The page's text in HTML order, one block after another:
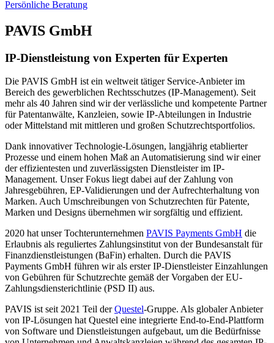
Persönliche Beratung
PAVIS GmbH
IP-Dienstleistung von Experten für Experten
Die PAVIS GmbH ist ein weltweit tätiger Service-Anbieter im
Bereich des gewerblichen Rechtsschutzes (IP-Management). Seit
mehr als 40 Jahren sind wir der verlässliche und kompetente Partner
für Patentanwälte, Kanzleien, sowie IP-Abteilungen in Industrie
oder Mittelstand mit mittleren und großen Schutzrechtsportfolios.
Dank innovativer Technologie-Lösungen, langjährig etablierter
Prozesse und einem hohen Maß an Automatisierung sind wir einer
der effizientesten und zuverlässigsten Dienstleister im IP-
Management. Unser Fokus liegt dabei auf der Zahlung von
Jahresgebühren, EP-Validierungen und der Aufrechterhaltung von
Marken. Auch Umschreibungen von Schutzrechten für Patente,
Marken und Designs übernehmen wir sorgfältig und effizient.
2020 hat unser Tochterunternehmen PAVIS Payments GmbH die
Erlaubnis als reguliertes Zahlungsinstitut von der Bundesanstalt für
Finanzdienstleistungen (BaFin) erhalten. Durch die PAVIS
Payments GmbH führen wir als erster IP-Dienstleister Einzahlungen
von Gebühren für Schutzrechte gemäß der Vorgaben der EU-
Zahlungsdiensterichtlinie (PSD II) aus.
PAVIS ist seit 2021 Teil derQuestel-Gruppe. Als globaler Anbieter
von IP-Lösungen hat Questel eine integrierte End-to-End-Plattform
von Software und Dienstleistungen aufgebaut, um die Bedürfnisse